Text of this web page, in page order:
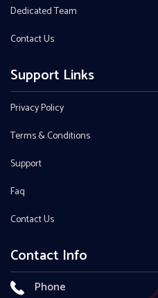
Dedicated Team
Contact Us
Support Links
Privacy Policy
Terms & Conditions
Support
Faq
Contact Us
Contact Info
Phone